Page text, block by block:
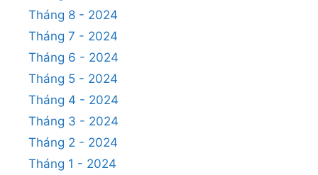
Tháng 8 - 2024
Tháng 7 - 2024
Tháng 6 - 2024
Tháng 5 - 2024
Tháng 4 - 2024
Tháng 3 - 2024
Tháng 2 - 2024
Tháng 1 - 2024